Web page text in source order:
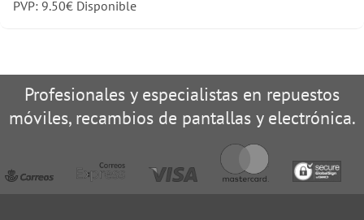
PVP: 9.50€ Disponible
Profesionales y especialistas en repuestos
móviles, recambios de pantallas y electrónica.